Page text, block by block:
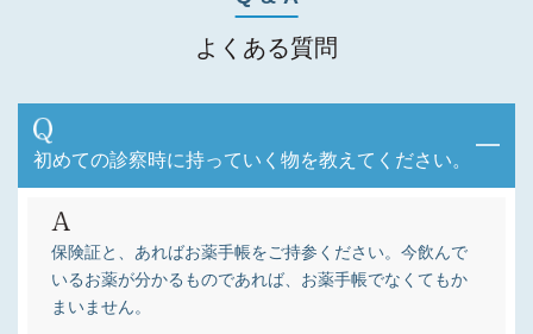
よくある質問
初めての診察時に持っていく物を教えてください。
保険証と、あればお薬手帳をご持参ください。今飲んで
いるお薬が分かるものであれば、お薬手帳でなくてもか
まいません。